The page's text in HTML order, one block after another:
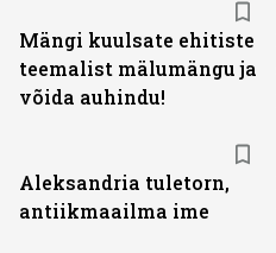
Mängi kuulsate ehitiste
teemalist mälumängu ja
võida auhindu!
Aleksandria tuletorn,
antiikmaailma ime